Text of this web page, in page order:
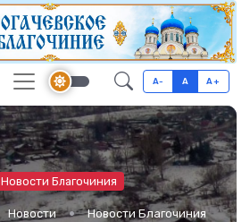
A- A A+
Новости Благочиния
Новости Новости Благочиния